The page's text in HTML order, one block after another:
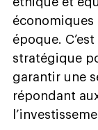
époque.
stratégique
garantir une
répondant